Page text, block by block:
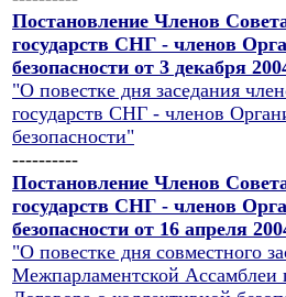
Постановление Членов
государств СНГ - членов
безопасности от 3 декабря
"О повестке дня заседания
государств СНГ - членов
безопасности"
----------
Постановление Членов
государств СНГ - членов
безопасности от 16 апреля
"О повестке дня совместного
Межпарламентской Ассамблеи